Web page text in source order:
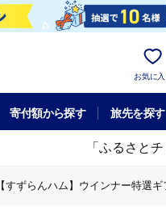
お気に入
寄付額から探す 旅先を探す
「ふるさと
【すずらんハム】ウインナー特選ギ